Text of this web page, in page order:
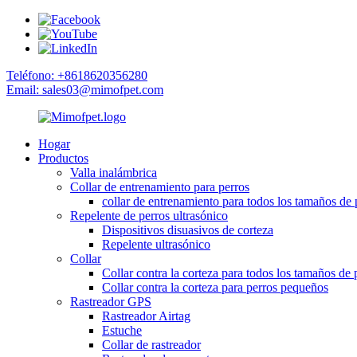
Teléfono: +8618620356280
Email: sales03@mimofpet.com
Hogar
Productos
Valla inalámbrica
Collar de entrenamiento para perros
collar de entrenamiento para todos los tamaños de
Repelente de perros ultrasónico
Dispositivos disuasivos de corteza
Repelente ultrasónico
Collar
Collar contra la corteza para todos los tamaños de
Collar contra la corteza para perros pequeños
Rastreador GPS
Rastreador Airtag
Estuche
Collar de rastreador